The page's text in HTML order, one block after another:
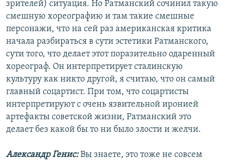
зрителей) ситуация. Но Ратманский сочинил такую
смешную хореографию и там такие смешные
персонажи, что на сей раз американская критика
начала разбираться в сути эстетики Ратманского,
сути того, что делает этот поразительно одаренный
хореограф. Он интерпретирует сталинскую
культуру как никто другой, я считаю, что он самый
главный соцартист. При том, что соцартисты
интерпретируют с очень язвительной иронией
артефакты советской жизни, Ратманский это
делает без какой бы то ни было злости и желчи.
Александр Генис:Вы знаете, это тоже не совсем